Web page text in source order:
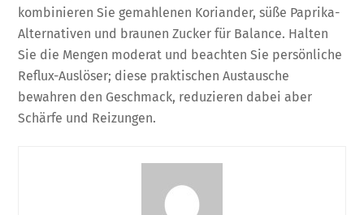
kombinieren Sie gemahlenen Koriander, süße Paprika-
Alternativen und braunen Zucker für Balance. Halten
Sie die Mengen moderat und beachten Sie persönliche
Reflux-Auslöser; diese praktischen Austausche
bewahren den Geschmack, reduzieren dabei aber
Schärfe und Reizungen.